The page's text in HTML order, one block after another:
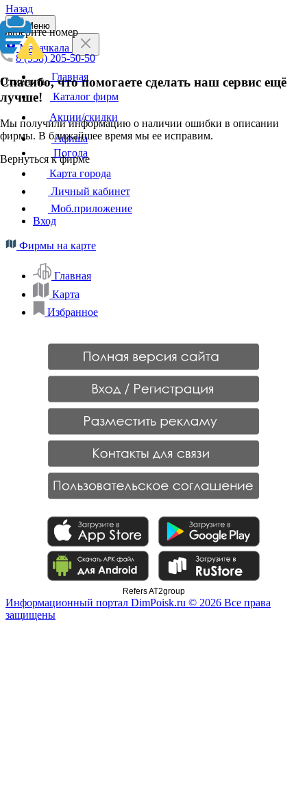
Назад
Выберите номер
8 (938) 205-50-50
Отменить
Спасибо, что помогаете сделать наш сервис ещё
лучше!
Мы получили информацию о наличии ошибки в описании
фирмы. В ближайшее время мы ее исправим.
Вернуться к фирме
Меню
Махачкала
Главная
Каталог фирм
Акции/скидки
Афиша
Погода
Карта города
Личный кабинет
Моб.приложение
Вход
Фирмы на карте
Главная
Карта
Избранное
Refers AT2group
Информационный портал DimPoisk.ru © 2026 Все права
защищены